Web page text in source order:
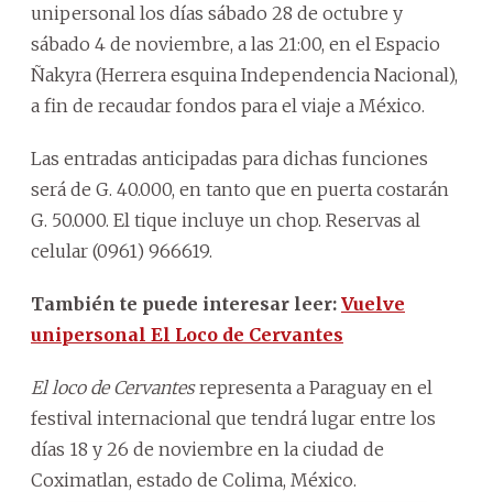
unipersonal los días sábado 28 de octubre y
sábado 4 de noviembre, a las 21:00, en el Espacio
Ñakyra (Herrera esquina Independencia Nacional),
a fin de recaudar fondos para el viaje a México.
Las entradas anticipadas para dichas funciones
será de G. 40.000, en tanto que en puerta costarán
G. 50.000. El tique incluye un chop. Reservas al
celular (0961) 966619.
También te puede interesar leer: Vuelve
unipersonal El Loco de Cervantes
El loco de Cervantesrepresenta a Paraguay en el
festival internacional que tendrá lugar entre los
días 18 y 26 de noviembre en la ciudad de
Coximatlan, estado de Colima, México.